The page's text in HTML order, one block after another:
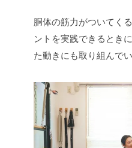
胴体の筋力がついてく
ントを実践できるとき
た動きにも取り組んで